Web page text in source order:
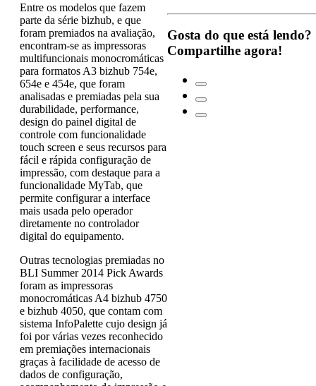
Entre os modelos que fazem
parte da série bizhub, e que
foram premiados na avaliação,
encontram-se as impressoras
multifuncionais monocromáticas
para formatos A3 bizhub 754e,
654e e 454e, que foram
analisadas e premiadas pela sua
durabilidade, performance,
design do painel digital de
controle com funcionalidade
touch screen e seus recursos para
fácil e rápida configuração de
impressão, com destaque para a
funcionalidade MyTab, que
permite configurar a interface
mais usada pelo operador
diretamente no controlador
digital do equipamento.
Outras tecnologias premiadas no
BLI Summer 2014 Pick Awards
foram as impressoras
monocromáticas A4 bizhub 4750
e bizhub 4050, que contam com
sistema InfoPalette cujo design já
foi por várias vezes reconhecido
em premiações internacionais
graças à facilidade de acesso de
dados de configuração,
Gosta do que está lendo?
Compartilhe agora!